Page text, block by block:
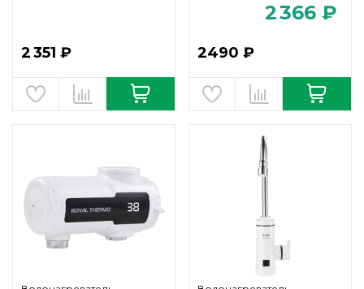
2 351 ₽
2 366 ₽
2490 ₽